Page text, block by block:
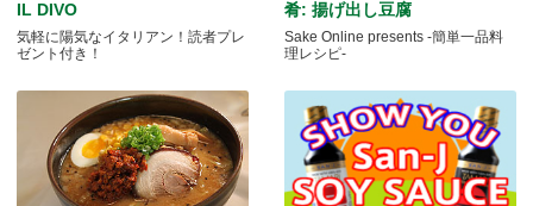
IL DIVO
気軽に陽気なイタリアン！読者プレ
ゼント付き！
肴: 揚げ出し豆腐
Sake Online presents -簡単一品料
理レシピ-